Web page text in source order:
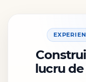
lucru